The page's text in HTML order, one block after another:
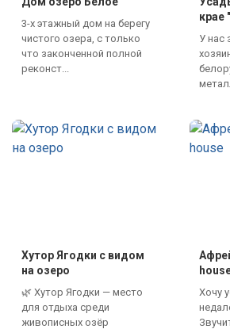
3-х этажный дом на берегу
чистого озера, с только
что законченной полной
реконст...
крае
У нас
Хутор Ягодки с видом
на озеро
🌿 Хутор Ягодки — место
для отдыха среди
живописных озёр
Хочу